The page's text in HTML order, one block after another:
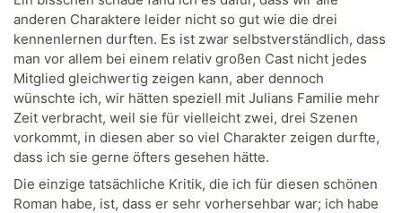
anderen Charaktere leider nicht so gut wie die drei
kennenlernen durften. Es ist zwar selbstverständlich, dass
man vor allem bei einem relativ großen Cast nicht jedes
Mitglied gleichwertig zeigen kann, aber dennoch
wünschte ich, wir hätten speziell mit Julians Familie mehr
Zeit verbracht, weil sie für vielleicht zwei, drei Szenen
vorkommt, in diesen aber so viel Charakter zeigen durfte,
dass ich sie gerne öfters gesehen hätte.
Die einzige tatsächliche Kritik, die ich für diesen schönen
Roman habe, ist, dass er sehr vorhersehbar war; ich habe